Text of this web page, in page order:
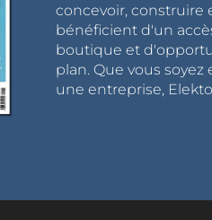
concevoir, construire
bénéficient d'un
boutique et
plan. Que vous
une entreprise,